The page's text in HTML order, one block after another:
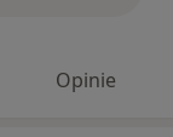
Opinie